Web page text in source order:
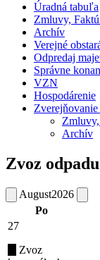
Úradná tabuľa
Zmluvy,
Archív
Verejné
Odpredaj
Správne
VZN
Hospodárenie
Archív
Zvoz odpadu
August2026
Po
27
Zvoz